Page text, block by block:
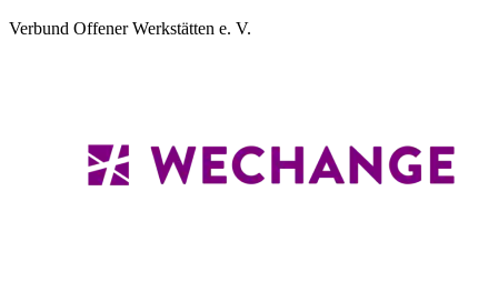
Verbund Offener Werkstätten e. V.